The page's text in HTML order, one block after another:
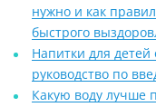
нужно и как
быстрого
Напитки для детей
руководство по
Какую воду лучше